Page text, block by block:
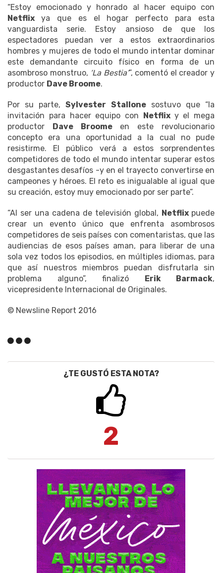
“Estoy emocionado y honrado al hacer equipo con
Netflix ya que es el hogar perfecto para esta
vanguardista serie. Estoy ansioso de que los
espectadores puedan ver a estos extraordinarios
hombres y mujeres de todo el mundo intentar dominar
este demandante circuito físico en forma de un
asombroso monstruo, ‘La Bestia’”, comentó el creador y
productor Dave Broome.
Por su parte,Sylvester Stallonesostuvo que “la
invitación para hacer equipo con Netflix y el mega
productor Dave Broomeen este revolucionario
concepto era una oportunidad a la cual no pude
resistirme. El público verá a estos sorprendentes
competidores de todo el mundo intentar superar estos
desgastantes desafíos -y en el trayecto convertirse en
campeones y héroes. El reto es inigualable al igual que
su creación, estoy muy emocionado por ser parte”.
“Al ser una cadena de televisión global, Netflix puede
crear un evento único que enfrenta asombrosos
competidores de seis países con comentaristas, que las
audiencias de esos países aman, para liberar de una
sola vez todos los episodios, en múltiples idiomas, para
que así nuestros miembros puedan disfrutarla sin
problema alguno”, finalizó Erik Barmack,
vicepresidente Internacional de Originales.
© Newsline Report 2016
¿TE GUSTÓ ESTA NOTA?
2